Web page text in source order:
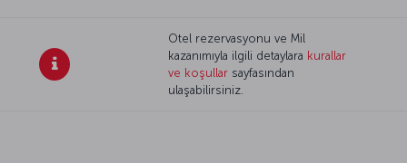
Otel rezervasyonu ve Mil
kazanımıyla ilgili detaylara kurallar
ve koşullar sayfasından
ulaşabilirsiniz.